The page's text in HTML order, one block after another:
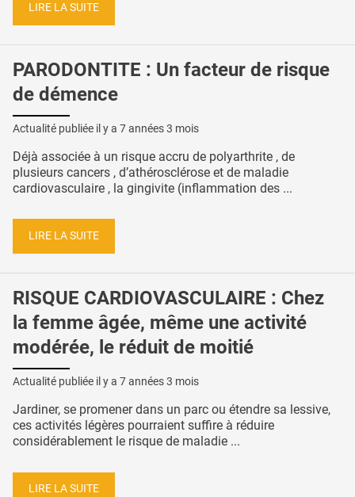
LIRE LA SUITE
PARODONTITE : Un facteur de risque
de démence
Actualité publiée il y a 7 années 3 mois
Déjà associée à un risque accru de polyarthrite , de
plusieurs cancers , d’athérosclérose et de maladie
cardiovasculaire , la gingivite (inflammation des ...
LIRE LA SUITE
RISQUE CARDIOVASCULAIRE : Chez
la femme âgée, même une activité
modérée, le réduit de moitié
Actualité publiée il y a 7 années 3 mois
Jardiner, se promener dans un parc ou étendre sa lessive,
ces activités légères pourraient suffire à réduire
considérablement le risque de maladie ...
LIRE LA SUITE